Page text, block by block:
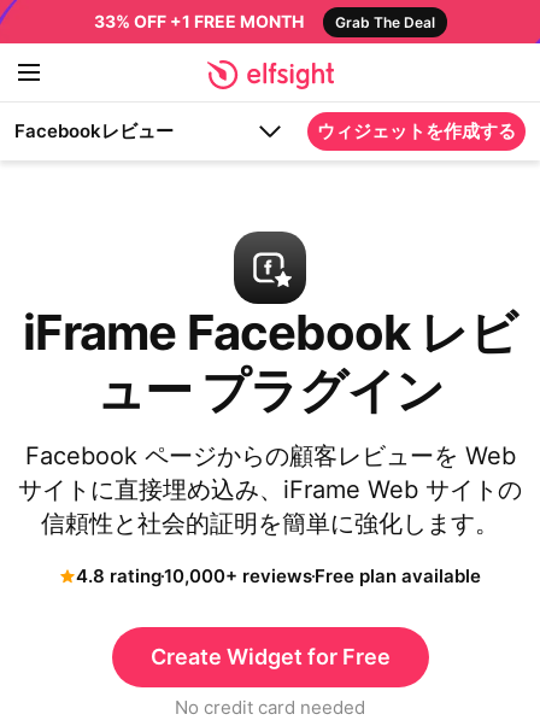
33% OFF +1 FREE MONTH Grab The Deal
Facebookレビュー ウィジェットを作成する
iFrame Facebook レビ
ュー プラグイン
Facebook ページからの顧客レビューを Web
サイトに直接埋め込み、iFrame Web サイトの
信頼性と社会的証明を簡単に強化します。
4.8 rating10,000+ reviewsFree plan available
Create Widget for Free
No credit card needed